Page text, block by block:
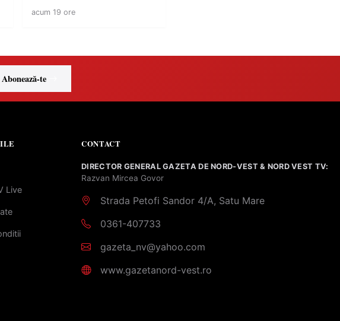
România anunță lucrări la rețea
acum 19 ore
Abonează-te
Live
CONTACT
DIRECTOR GENERAL GAZETA DE NORD-VEST & NORD VEST TV:
Razvan Mircea Govor
Strada Petofi Sandor 4/A, Satu Mare
0361-407733
gazeta_nv@yahoo.com
www.gazetanord-vest.ro